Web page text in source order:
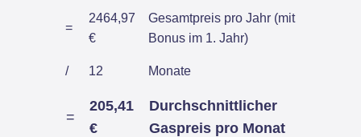
=
2464,97
€
Gesamtpreis pro Jahr (mit
Bonus im 1. Jahr)
/ 12 Monate
=
205,41
€
Durchschnittlicher
Gaspreis pro Monat